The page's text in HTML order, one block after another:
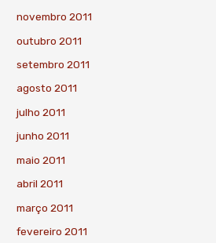
novembro 2011
outubro 2011
setembro 2011
agosto 2011
julho 2011
junho 2011
maio 2011
abril 2011
março 2011
fevereiro 2011